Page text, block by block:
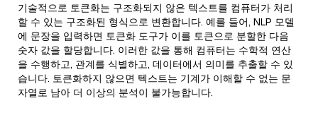
기술적으로 토큰화는 구조화되지 않은 텍스트를 컴퓨터가 처리
할 수 있는 구조화된 형식으로 변환합니다. 예를 들어, NLP 모델
에 문장을 입력하면 토큰화 도구가 이를 토큰으로 분할한 다음
숫자 값을 할당합니다. 이러한 값을 통해 컴퓨터는 수학적 연산
을 수행하고, 관계를 식별하고, 데이터에서 의미를 추출할 수 있
습니다. 토큰화하지 않으면 텍스트는 기계가 이해할 수 없는 문
자열로 남아 더 이상의 분석이 불가능합니다.